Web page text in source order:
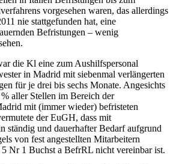
vorgesehen waren, das allerdings
nie stattgefunden hat, eine
Befristungen – wenig
die Kl eine zum Aushilfspersonal
in Madrid mit siebenmal verlängerten
für je drei bis sechs Monate. Angesichts
aller Stellen im Bereich der
mit (immer wieder) befristeten
der EuGH, dass mit
ständig und dauerhafter Bedarf aufgrund
von fest angestellten Mitarbeitern
Nr 1 Buchst a BefrRL nicht vereinbar ist.